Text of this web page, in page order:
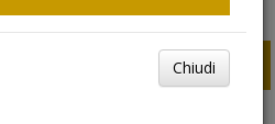
ACQUISTA ORAChiudi